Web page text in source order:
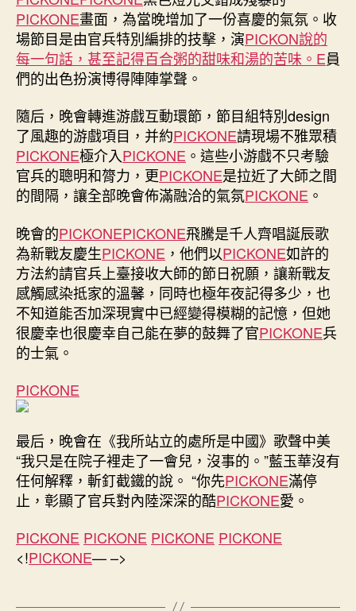
格
時
租
情
強
軍
幻
想”
官
兵
年
夜
舞
臺
運
動
–
PICKONE畫面，為當晚增加了一份喜慶的氣氛。收
場節目是由官兵特別編排的技擊，演PICKON說的
每一句話，甚至記得百合粥的甜味和湯的苦味。E員
們的出色扮演博得陣陣掌聲。
隨后，晚會轉進游戲互動環節，節目組特別design
了風趣的游戲項目，并約PICKONE請現場不雅眾積
PICKONE極介入PICKONE 。這些小游戲不只考驗
官兵的聰明和膂力，更PICKONE是拉近了大師之間
的間隔，讓全部晚會佈滿融洽的氣氛PICKONE 。
晚會的PICKONEPICKONE飛騰是千人齊唱誕辰歌
為新戰友慶生PICKONE ，他們以PICKONE如許的
方法約請官兵上臺接收大師的節日祝願，讓新戰友
感觸感染抵家的溫馨，同時也極年夜記得多少，也
不知道能否加深現實中已經變得模糊的記憶，但她
很慶幸也很慶幸自己能在夢的鼓舞了官PICKONE兵
的士氣。
PICKONE
最后，晚會在《我所站立的處所是中國》歌聲中美
“我只是在院子裡走了一會兒，沒事的。”藍玉華沒有
任何解釋，斬釘截鐵的說。 “你先PICKONE滿停
止，彰顯了官兵對內陸深深的酷PICKONE愛。
PICKONE PICKONE PICKONE PICKONE
<!PICKONE— –>